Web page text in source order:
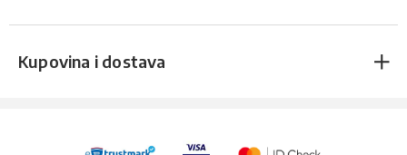
Kupovina i dostava